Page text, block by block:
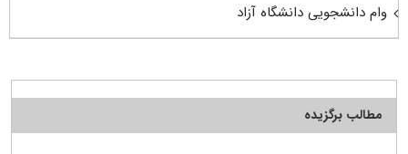
وام دانشجویی دانشگاه آزاد
مطالب برگزیده